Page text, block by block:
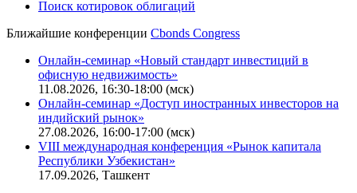
Поиск котировок облигаций
Ближайшие конференцииCbonds Congress
Онлайн-семинар «Новый стандарт инвестиций в
офисную недвижимость»
11.08.2026, 16:30-18:00 (мск)
Онлайн-семинар «Доступ иностранных инвесторов на
индийский рынок»